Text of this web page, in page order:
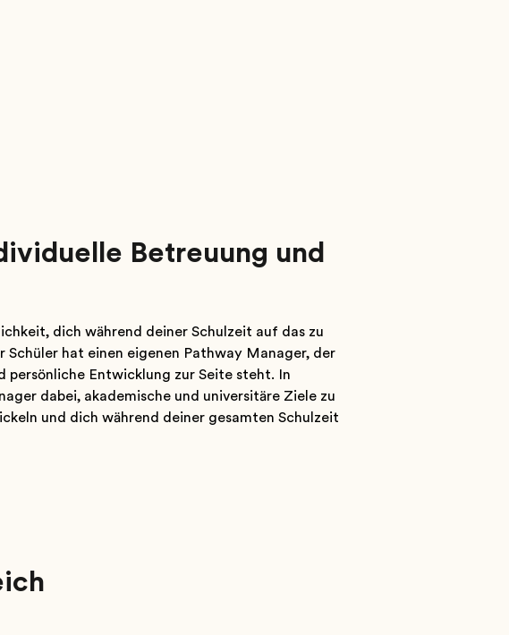
Betreuung und
dich während deiner Schulzeit auf das zu
hat einen eigenen Pathway Manager, der
persönliche Entwicklung zur Seite steht. In
dabei, akademische und universitäre Ziele zu
und dich während deiner gesamten Schulzeit